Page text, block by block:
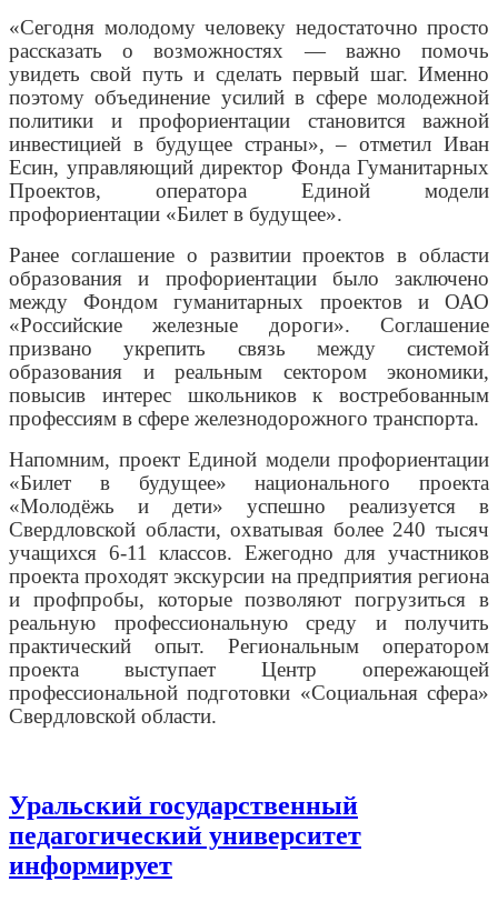
«Сегодня молодому человеку недостаточно просто
рассказать о возможностях — важно помочь
увидеть свой путь и сделать первый шаг. Именно
поэтому объединение усилий в сфере молодежной
политики и профориентации становится важной
инвестицией в будущее страны», – отметил Иван
Есин, управляющий директор Фонда Гуманитарных
Проектов, оператора Единой модели
профориентации «Билет в будущее».
Ранее соглашение о развитии проектов в области
образования и профориентации было заключено
между Фондом гуманитарных проектов и ОАО
«Российские железные дороги». Соглашение
призвано укрепить связь между системой
образования и реальным сектором экономики,
повысив интерес школьников к востребованным
профессиям в сфере железнодорожного транспорта.
Напомним, проект Единой модели профориентации
«Билет в будущее» национального проекта
«Молодёжь и дети» успешно реализуется в
Свердловской области, охватывая более 240 тысяч
учащихся 6-11 классов. Ежегодно для участников
проекта проходят экскурсии на предприятия региона
и профпробы, которые позволяют погрузиться в
реальную профессиональную среду и получить
практический опыт. Региональным оператором
проекта выступает Центр опережающей
профессиональной подготовки «Социальная сфера»
Свердловской области.
Уральский государственный
педагогический университет
информирует